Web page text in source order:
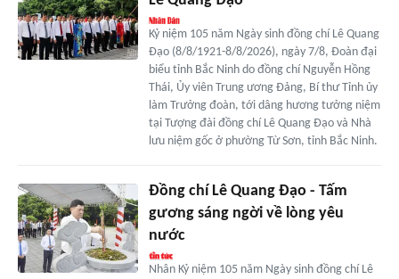
Kỷ niệm 105 năm Ngày sinh đồng chí Lê Quang
Đạo (8/8/1921-8/8/2026), ngày 7/8, Đoàn đại
biểu tỉnh Bắc Ninh do đồng chí Nguyễn Hồng
Thái, Ủy viên Trung ương Đảng, Bí thư Tỉnh ủy
làm Trưởng đoàn, tới dâng hương tưởng niệm
tại Tượng đài đồng chí Lê Quang Đạo và Nhà
lưu niệm gốc ở phường Từ Sơn, tỉnh Bắc Ninh.
Đồng chí Lê Quang Đạo - Tấm
gương sáng ngời về lòng yêu
nước
Nhân Kỷ niệm 105 năm Ngày sinh đồng chí Lê